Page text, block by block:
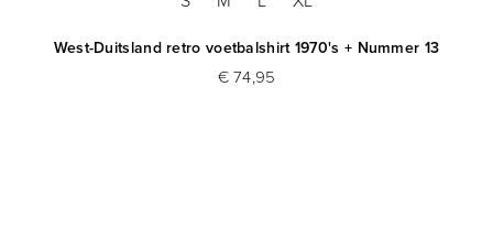
West-Duitsland retro voetbalshirt 1970's + Nummer 13
€ 74,95